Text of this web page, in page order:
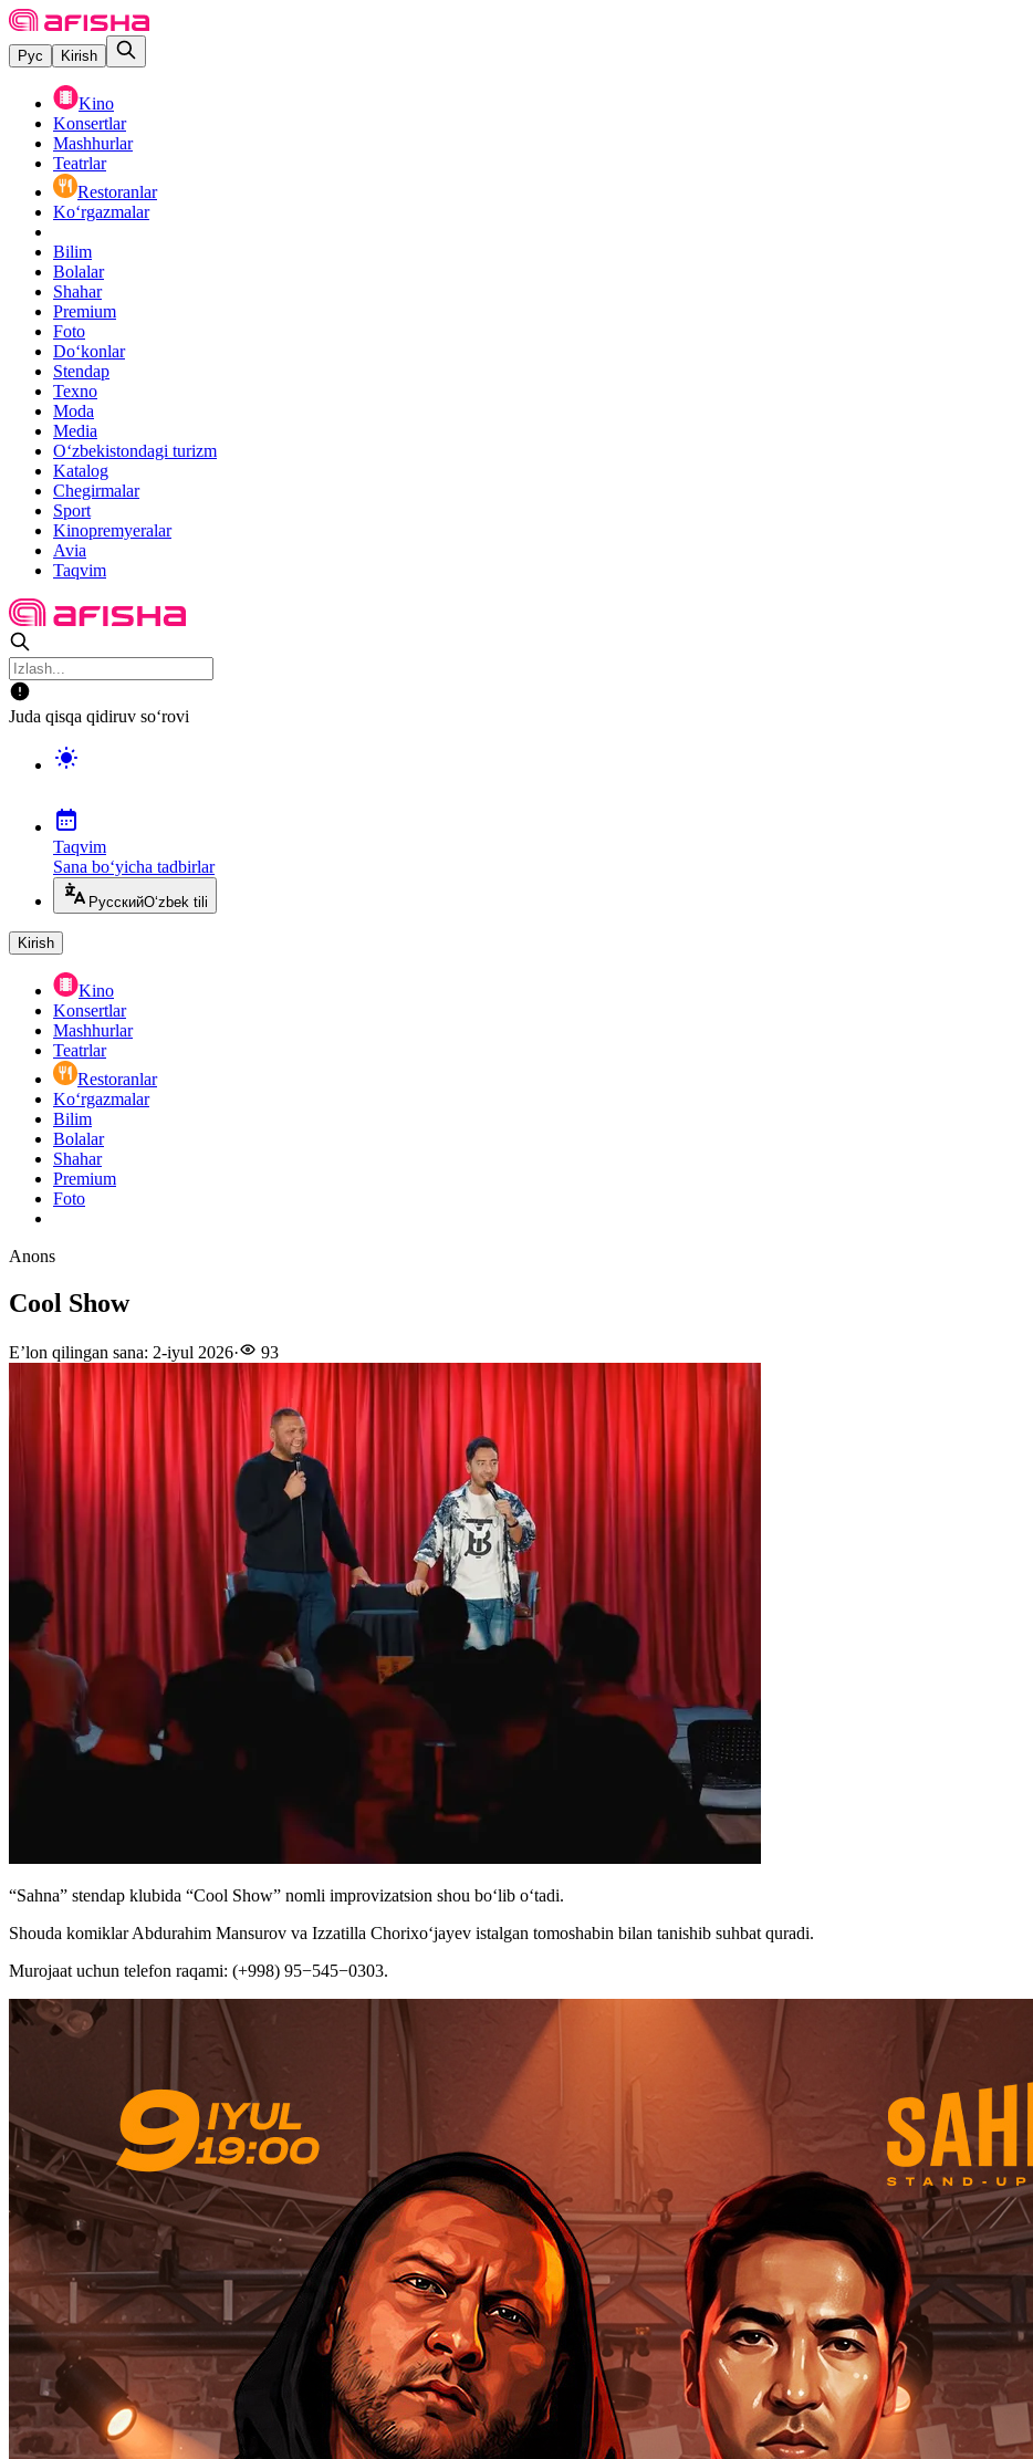
Рус Kirish
Kino
Konsertlar
Mashhurlar
Teatrlar
Restoranlar
Ko‘rgazmalar
Bilim
Bolalar
Shahar
Premium
Foto
Do‘konlar
Stendap
Texno
Moda
Media
O‘zbekistondagi turizm
Katalog
Chegirmalar
Sport
Kinopremyeralar
Avia
Taqvim
Juda qisqa qidiruv so‘rovi
Taqvim
Sana bo‘yicha tadbirlar
РусскийO‘zbek tili
Kirish
Kino
Konsertlar
Mashhurlar
Teatrlar
Restoranlar
Ko‘rgazmalar
Bilim
Bolalar
Shahar
Premium
Foto
Anons
Cool Show
E’lon qilingan sana: 2-iyul 2026· 93
“Sahna” stendap klubida “Cool Show” nomli improvizatsion shou boʻlib oʻtadi.
Shouda komiklar Abdurahim Mansurov va Izzatilla Chorixoʻjayev istalgan tomoshabin bilan tanishib suhbat quradi.
Murojaat uchun telefon raqami: (+998) 95−545−0303.